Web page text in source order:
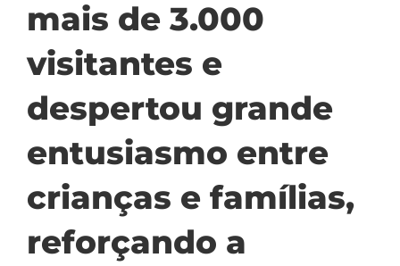
mais de 3.000
visitantes e
despertou grande
entusiasmo entre
crianças e famílias,
reforçando a